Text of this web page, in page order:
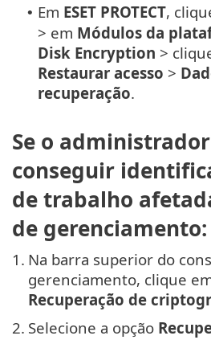
• Em ESET PROTECT,
> em Módulos da
Disk Encryption >
Restaurar acesso >
recuperação.
Se o
conseguir
de trabalho
de gerenciamento:
1. Na barra superior do
gerenciamento, clique
Recuperação de
2. Selecione a opção